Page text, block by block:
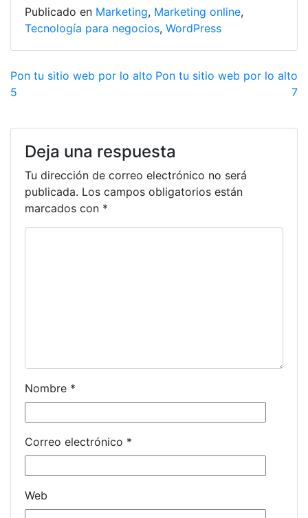
p
p
o
o
k
n
tir
Publicado en Marketing, Marketing online,
Tecnología para negocios, WordPress
Pon tu sitio web por lo alto
5
Pon tu sitio web por lo alto
7
Deja una respuesta
Tu dirección de correo electrónico no será
publicada. Los campos obligatorios están
marcados con *
Nombre *
Correo electrónico *
Web